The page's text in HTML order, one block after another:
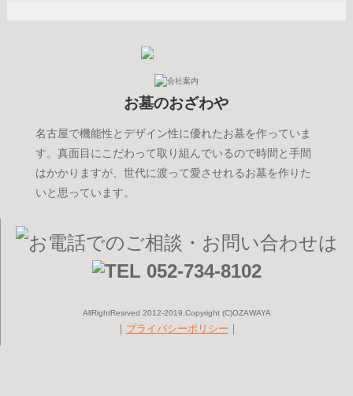
お墓のおざわや
名古屋で機能性とデザイン性に優れたお墓を作っていま
す。真面目にこだわって取り組んでいるので時間と手間
はかかりますが、世代に渡って愛させれるお墓を作りた
いと思っています。
AllRightResrved 2012-2019.Copyright (C)OZAWAYA
｜ プライバシーポリシー ｜